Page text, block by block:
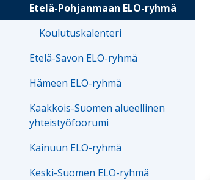
Etelä-Pohjanmaan ELO-ryhmä
Koulutuskalenteri
Etelä-Savon ELO-ryhmä
Hämeen ELO-ryhmä
Kaakkois-Suomen alueellinen
yhteistyöfoorumi
Kainuun ELO-ryhmä
Keski-Suomen ELO-ryhmä